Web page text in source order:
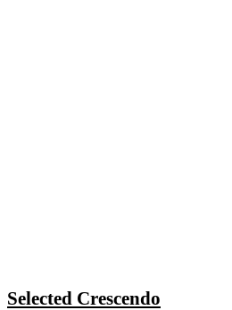
Selected Crescendo